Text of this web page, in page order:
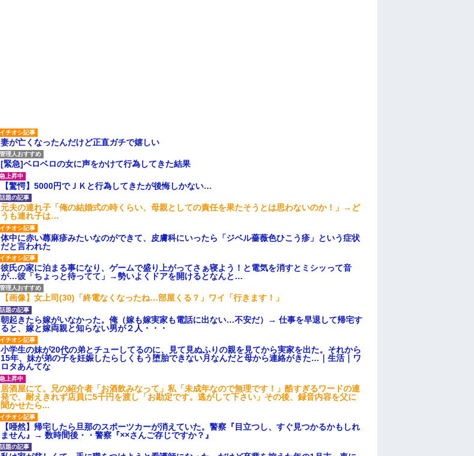
妻が亡くなったんだけど正直ガチで嬉しい
[緊急]ベロベロの女に声をかけて行為してきた結果
【驚愕】5000円でＪＫと行為してきたが後悔しかない…
元夫の連れ子「俺の結婚式の時くらい、母親としての責任を果たそうとは思わないのか！」→ど
うも連れ子は…
体中に赤い蕁麻疹みたいなのができて、皮膚科にいったら「ジベル薔薇色ひこう疹」という症状
だと言われた
彼氏の家に泊まる事になり、ゲームで盛り上がってさぁ寝よう！と電気を消すとミシッって音
が…彼「ちょっと待ってて」→勢いよくドアを開けるとなんと…
【画像】女上司(30)「終電なくなったね…部屋くる？」ワイ「行きます！」
朝起きたら嫁がいなかった。俺（嫁も嫁実家も電話に出ない…不安だ）→ 仕事を早退して帰宅す
ると、嫁と嫁両親と知らない男が２人・・・
小学生の妹が20代の弟とチューしてるのに、見て見ぬふりの親を見てから実家を出た。それから
15年、妹が弟の子を妊娠したらしくもう堕胎できない月なんだと母から連絡がきた…｜生活｜ワ
ロタあんてな
居酒屋にて。兄の紹介者「お酒飲みなって」私「未成年なので無理です！」酷すぎるワードの連
発で、耐えきれず店員に5千円を渡し「お勘定です。逃がして下さい」その後、録音内容を父に
聞かせたら...
【唖然】帰宅したら旦那のスポーツカーが消えていた。警察『目立つし、すぐ見つかるかもしれ
ません』→ 数時間後・・警察『××さんご存じですか？』